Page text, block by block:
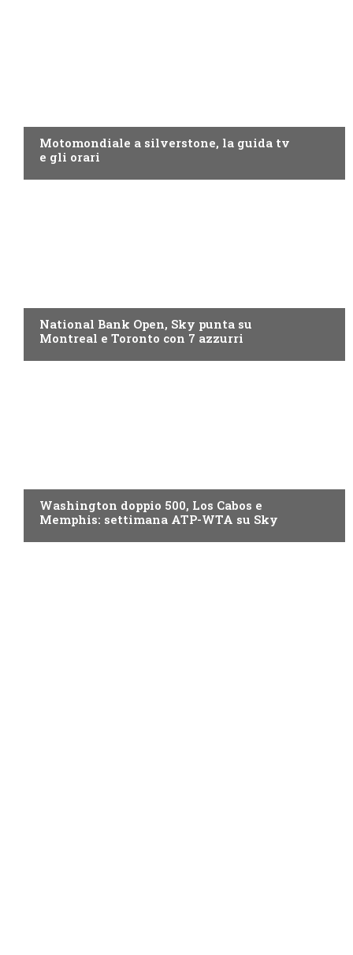
Motomondiale a silverstone, la guida tv
e gli orari
National Bank Open, Sky punta su
Montreal e Toronto con 7 azzurri
Washington doppio 500, Los Cabos e
Memphis: settimana ATP-WTA su Sky